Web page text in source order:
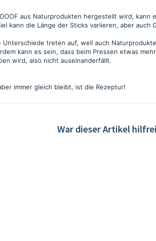
aus Naturprodukten hergestellt wird,
kann die Länge der Sticks variieren, aber
Unterschiede treten auf, weil auch
kann es sein, dass beim Pressen etwas
wird, also nicht auseinanderfällt.
immer gleich bleibt, ist die Rezeptur!
War dieser Artikel